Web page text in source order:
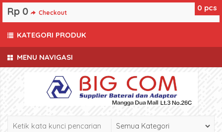
MENU NAVIGASI
0 pcs
Rp 0 Checkout
KATEGORI PRODUK